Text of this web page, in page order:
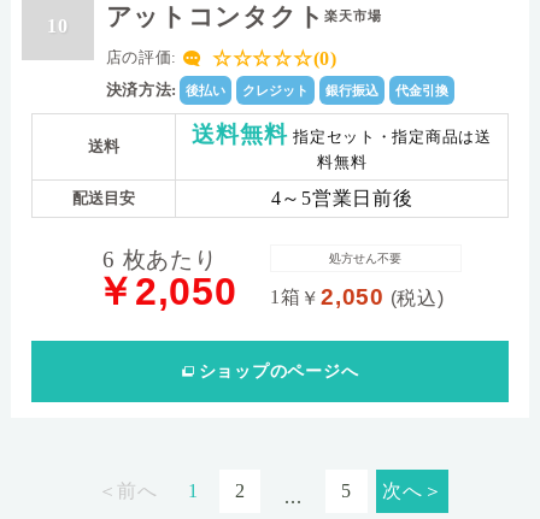
10 アットコンタクト楽天市場
店の評価: ☆☆☆☆☆(0)
決済方法: 後払い クレジット 銀行振込 代金引換
送料 送料無料 指定セット・指定商品は送
料無料
配送目安 4～5営業日前後
6 枚あたり
￥2,050 1箱 ￥2,050 (税込)
処方せん不要
ショップのページへ
＜前へ 1 2 ... 5 次へ＞